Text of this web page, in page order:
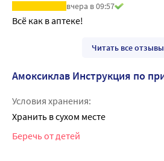
вчера в 09:57
Всё как в аптеке!
Читать все
Амоксиклав Инструкция по
Условия хранения:
Хранить в сухом месте
Беречь от детей